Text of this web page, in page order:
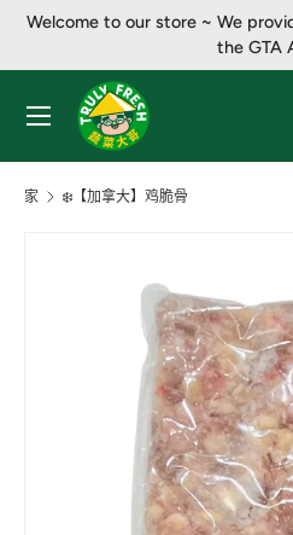
Welcome to our store ~ We
the GTA
搜索
产品类别
菜单
家 ❄️【加拿大】鸡脆骨